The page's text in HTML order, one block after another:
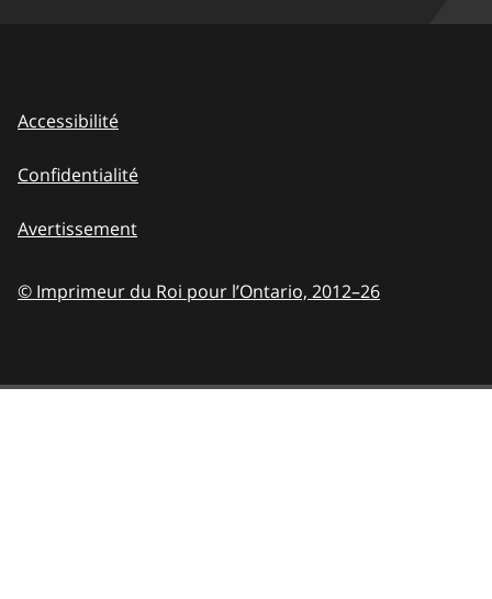
Accessibilité
Confidentialité
Avertissement
© Imprimeur du Roi pour l’Ontario, 2012–26